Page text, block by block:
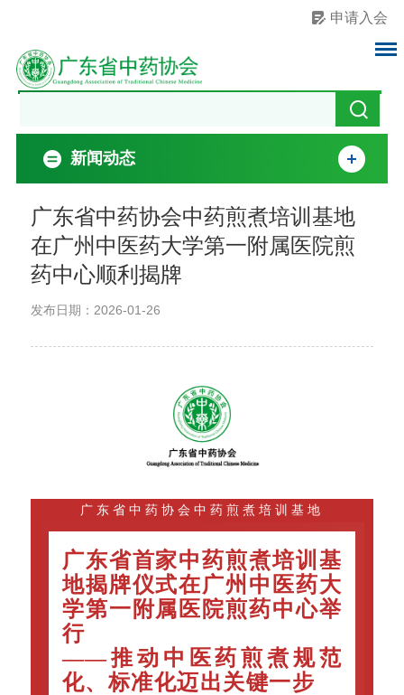
申请入会
新闻动态
广东省中药协会中药煎煮培训基地
在广州中医药大学第一附属医院煎
药中心顺利揭牌
发布日期：2026-01-26
广东省中药协会中药煎煮培训基地
广东省首家中药煎煮培训基
地揭牌仪式在广州中医药大
学第一附属医院煎药中心举
行
——推动中医药煎煮规范
化、标准化迈出关键一步